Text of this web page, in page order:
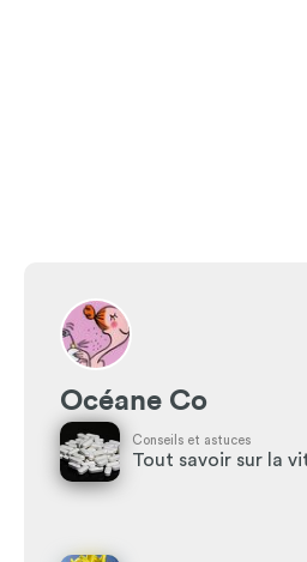
Océane Co
Conseils et astuces
Tout savoir sur la